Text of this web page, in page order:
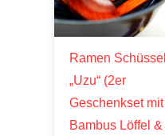
Ramen Schüssel
„Uzu“ (2er
Geschenkset mit
Bambus Löffel &